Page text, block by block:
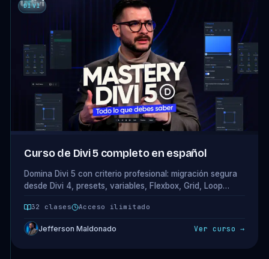
DIVI
Curso de Divi 5 completo en español
Domina Divi 5 con criterio profesional: migración segura
desde Divi 4, presets, variables, Flexbox, Grid, Loop
32 clases Acceso ilimitado
Jefferson Maldonado Ver curso →